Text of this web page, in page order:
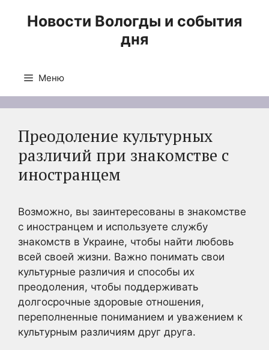
Новости Вологды и события
дня
Меню
Преодоление культурных
различий при знакомстве с
иностранцем
Возможно, вы заинтересованы в знакомстве
с иностранцем и используете службу
знакомств в Украине, чтобы найти любовь
всей своей жизни. Важно понимать свои
культурные различия и способы их
преодоления, чтобы поддерживать
долгосрочные здоровые отношения,
переполненные пониманием и уважением к
культурным различиям друг друга.